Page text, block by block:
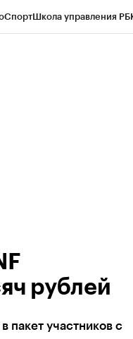
СпортШкола управления
рублей
пакет участников с